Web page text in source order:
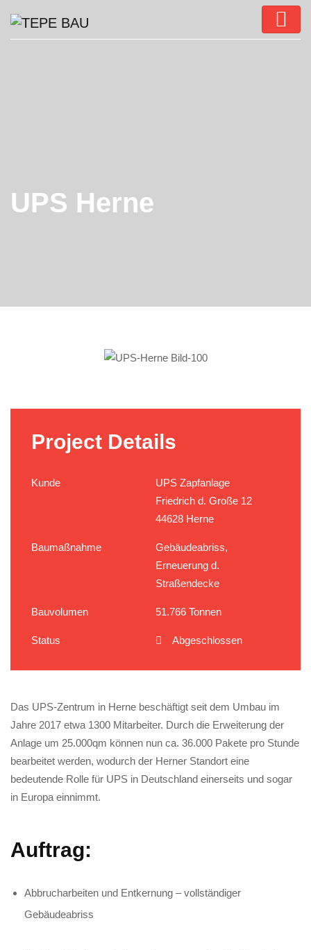
UPS Herne
Project Details
Kunde
UPS Zapfanlage
Friedrich d. Große 12
44628 Herne
Baumaßnahme
Gebäudeabriss,
Erneuerung d.
Straßendecke
Bauvolumen 51.766 Tonnen
Status Abgeschlossen
Das UPS-Zentrum in Herne beschäftigt seit dem Umbau im
Jahre 2017 etwa 1300 Mitarbeiter. Durch die Erweiterung der
Anlage um 25.000qm können nun ca. 36.000 Pakete pro Stunde
bearbeitet werden, wodurch der Herner Standort eine
bedeutende Rolle für UPS in Deutschland einerseits und sogar
in Europa einnimmt.
Auftrag:
Abbrucharbeiten und Entkernung – vollständiger
Gebäudeabriss